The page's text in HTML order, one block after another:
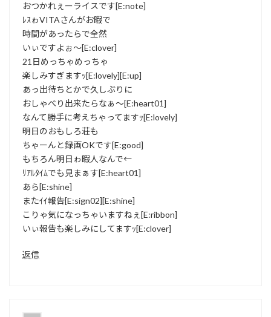
おつかれぇーライスです[E:note]
ﾚｽゎVITAさんがお暇で
時間があったらで全然
いぃですよぉ～[E:clover]
21日めっちゃめっちゃ
楽しみすぎますｯ[E:lovely][E:up]
あっ出待ちとかで久しぶりに
おしゃべり出来たらなぁ～[E:heart01]
なんて勝手に考えちゃってますｯ[E:lovely]
明日のおもしろ荘も
ちゃーんと録画OKです[E:good]
もちろん明日ゎ暇人なんで←
ﾘｱﾙﾀｲﾑでも見まぁす[E:heart01]
あら[E:shine]
またｲｲ報告[E:sign02][E:shine]
こりゃ気になっちゃいますねぇ[E:ribbon]
いぃ報告も楽しみにしてますｯ[E:clover]
返信